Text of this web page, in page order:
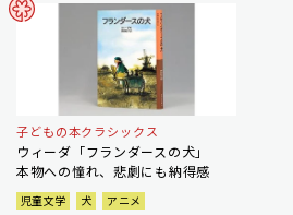
子どもの本クラシックス
ウィーダ「フランダースの犬」
本物への憧れ、悲劇にも納得感
児童文学 犬
アニメ